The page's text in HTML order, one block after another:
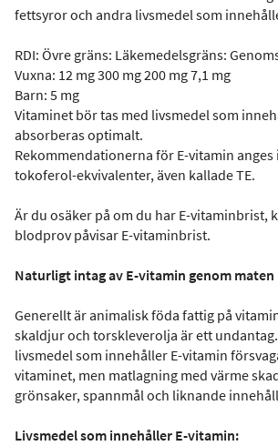
fettsyror och andra livsmedel som
RDI: Övre gräns: Läkemedelsgräns:
Vuxna: 12 mg 300 mg 200 mg 7,1 mg
Barn: 5 mg
Vitaminet bör tas med livsmedel som
absorberas optimalt.
Rekommendationerna för E-vitamin
tokoferol-ekvivalenter, även kallade TE.
Är du osäker på om du har E-vitaminbrist,
blodprov påvisar E-vitaminbrist.
Naturligt intag av E-vitamin genom maten
Generellt är animalisk föda fattig på
skaldjur och torskleverolja är ett
livsmedel som innehåller E-vitamin
vitaminet, men matlagning med värme
grönsaker, spannmål och liknande
Livsmedel som innehåller E-vitamin: